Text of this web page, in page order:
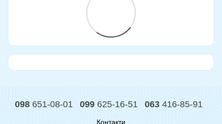
098 651-08-01 099 625-16-51 063 416-85-91
Контакти